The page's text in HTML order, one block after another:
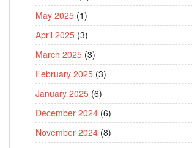
May 2025 (1)
April 2025 (3)
March 2025 (3)
February 2025 (3)
January 2025 (6)
December 2024 (6)
November 2024 (8)